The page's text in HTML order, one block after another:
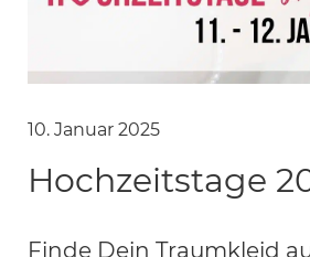
10. Januar 2025
Hochzeitstage
Finde Dein Traumkleid